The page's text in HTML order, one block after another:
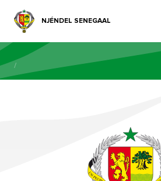
NJÉNDEL SENEGAAL
/